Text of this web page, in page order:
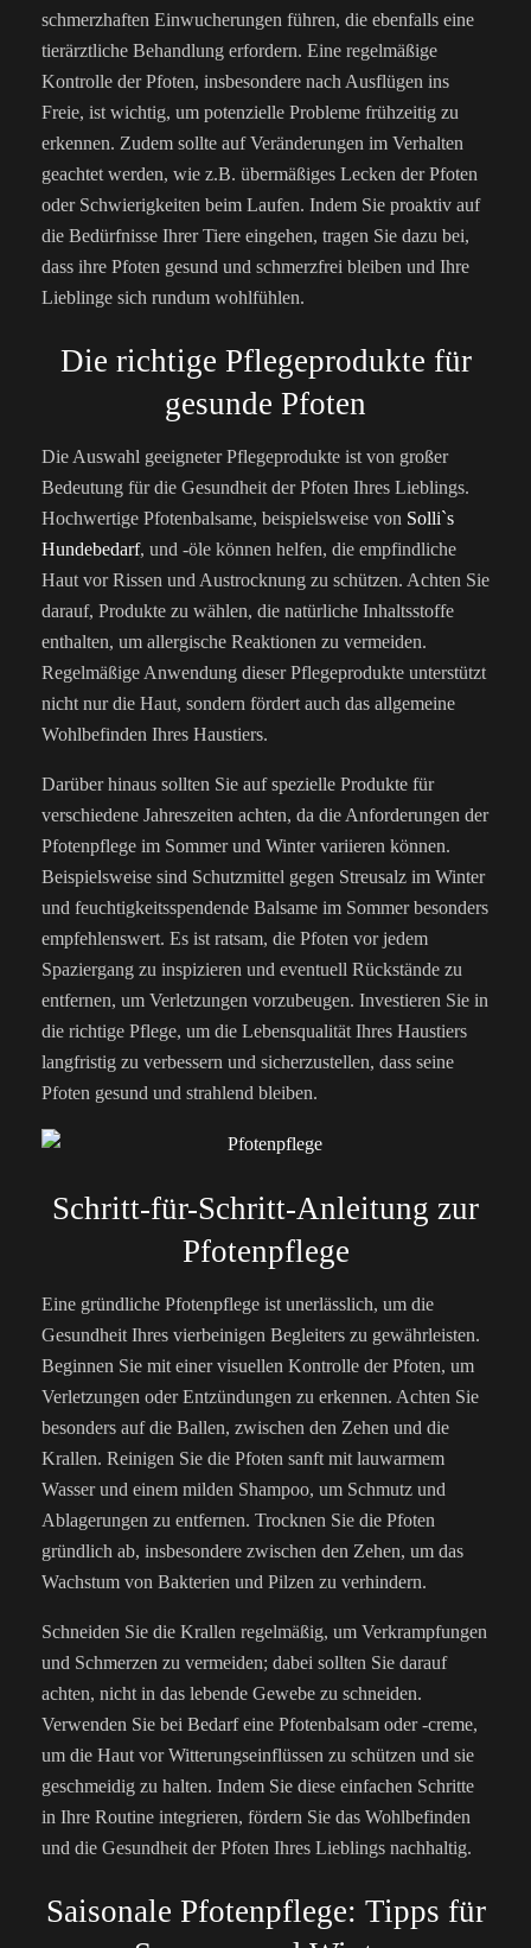
schmerzhaften Einwucherungen führen, die ebenfalls eine
tierärztliche Behandlung erfordern. Eine regelmäßige
Kontrolle der Pfoten, insbesondere nach Ausflügen ins
Freie, ist wichtig, um potenzielle Probleme frühzeitig zu
erkennen. Zudem sollte auf Veränderungen im Verhalten
geachtet werden, wie z.B. übermäßiges Lecken der Pfoten
oder Schwierigkeiten beim Laufen. Indem Sie proaktiv auf
die Bedürfnisse Ihrer Tiere eingehen, tragen Sie dazu bei,
dass ihre Pfoten gesund und schmerzfrei bleiben und Ihre
Lieblinge sich rundum wohlfühlen.
Die richtige Pflegeprodukte für
gesunde Pfoten
Die Auswahl geeigneter Pflegeprodukte ist von großer
Bedeutung für die Gesundheit der Pfoten Ihres Lieblings.
Hochwertige Pfotenbalsame, beispielsweise von Solli`s
Hundebedarf, und -öle können helfen, die empfindliche
Haut vor Rissen und Austrocknung zu schützen. Achten Sie
darauf, Produkte zu wählen, die natürliche Inhaltsstoffe
enthalten, um allergische Reaktionen zu vermeiden.
Regelmäßige Anwendung dieser Pflegeprodukte unterstützt
nicht nur die Haut, sondern fördert auch das allgemeine
Wohlbefinden Ihres Haustiers.
Darüber hinaus sollten Sie auf spezielle Produkte für
verschiedene Jahreszeiten achten, da die Anforderungen der
Pfotenpflege im Sommer und Winter variieren können.
Beispielsweise sind Schutzmittel gegen Streusalz im Winter
und feuchtigkeitsspendende Balsame im Sommer besonders
empfehlenswert. Es ist ratsam, die Pfoten vor jedem
Spaziergang zu inspizieren und eventuell Rückstände zu
entfernen, um Verletzungen vorzubeugen. Investieren Sie in
die richtige Pflege, um die Lebensqualität Ihres Haustiers
langfristig zu verbessern und sicherzustellen, dass seine
Pfoten gesund und strahlend bleiben.
Schritt-für-Schritt-Anleitung zur
Pfotenpflege
Eine gründliche Pfotenpflege ist unerlässlich, um die
Gesundheit Ihres vierbeinigen Begleiters zu gewährleisten.
Beginnen Sie mit einer visuellen Kontrolle der Pfoten, um
Verletzungen oder Entzündungen zu erkennen. Achten Sie
besonders auf die Ballen, zwischen den Zehen und die
Krallen. Reinigen Sie die Pfoten sanft mit lauwarmem
Wasser und einem milden Shampoo, um Schmutz und
Ablagerungen zu entfernen. Trocknen Sie die Pfoten
gründlich ab, insbesondere zwischen den Zehen, um das
Wachstum von Bakterien und Pilzen zu verhindern.
Schneiden Sie die Krallen regelmäßig, um Verkrampfungen
und Schmerzen zu vermeiden; dabei sollten Sie darauf
achten, nicht in das lebende Gewebe zu schneiden.
Verwenden Sie bei Bedarf eine Pfotenbalsam oder -creme,
um die Haut vor Witterungseinflüssen zu schützen und sie
geschmeidig zu halten. Indem Sie diese einfachen Schritte
in Ihre Routine integrieren, fördern Sie das Wohlbefinden
und die Gesundheit der Pfoten Ihres Lieblings nachhaltig.
Saisonale Pfotenpflege: Tipps für